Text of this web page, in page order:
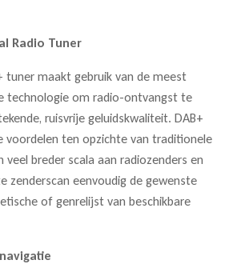
Radio Tuner
tuner maakt gebruik van de meest
technologie om radio-ontvangst te
ruisvrije geluidskwaliteit. DAB+
voordelen ten opzichte van traditionele
veel breder scala aan radiozenders en
zenderscan eenvoudig de gewenste
of genrelijst van beschikbare